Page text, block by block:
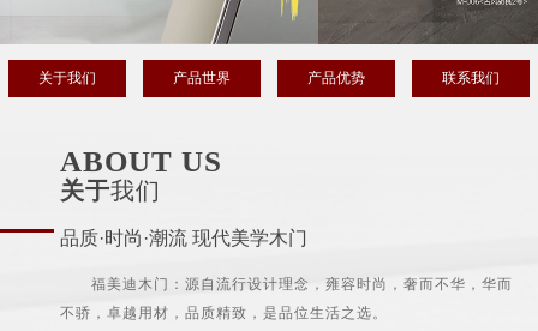
关于我们 产品世界 产品优势 联系我们
ABOUT US
关于我们
品质·时尚·潮流 现代美学木门
福美迪木门：源自流行设计理念，雍容时尚，奢而不华，华而
不骄，卓越用材，品质精致，是品位生活之选。